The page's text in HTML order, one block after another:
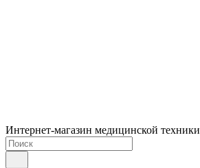
Интернет-магазин медицинской техники